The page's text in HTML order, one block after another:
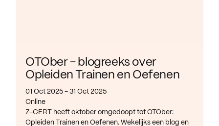
OTOber - blogreeks over
Opleiden Trainen en Oefenen
01 Oct 2025 - 31 Oct 2025
Online
Z-CERT heeft oktober omgedoopt tot OTOber:
Opleiden Trainen en Oefenen. Wekelijks een blog en